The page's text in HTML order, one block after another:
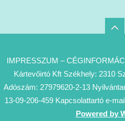
IMPRESSZUM –
Kártevőirtó Kft Székhely: 2310
Adószám: 27979620-2-13
13-09-206-459 Kapcsolattartó e-
Powered by